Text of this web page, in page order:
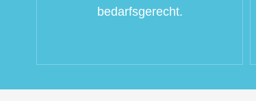
bedarfsgerecht.